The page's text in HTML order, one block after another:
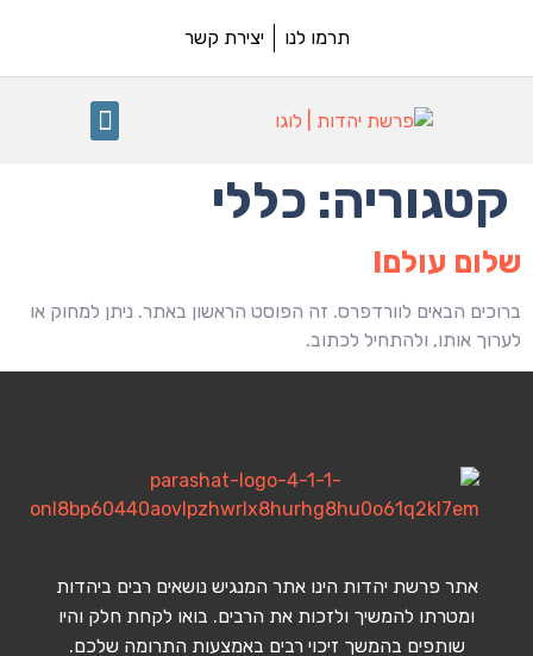
תרמו לנו יצירת קשר
קטגוריה: כללי
שלום עולם!
ברוכים הבאים לוורדפרס. זה הפוסט הראשון באתר. ניתן למחוק או
לערוך אותו, ולהתחיל לכתוב.
אתר פרשת יהדות הינו אתר המנגיש נושאים רבים ביהדות
ומטרתו להמשיך ולזכות את הרבים. בואו לקחת חלק והיו
שותפים בהמשך זיכוי רבים באמצעות התרומה שלכם.